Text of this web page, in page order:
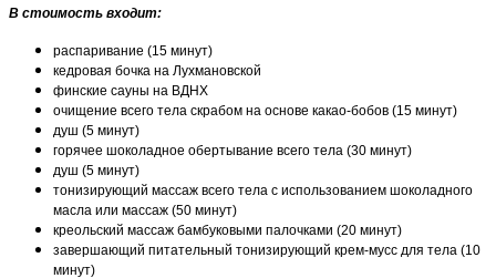
В стоимость входит:
распаривание (15 минут)
кедровая бочка на Лухмановской
финские сауны на ВДНХ
очищение всего тела скрабом на основе какао-бобов (15 минут)
душ (5 минут)
горячее шоколадное обертывание всего тела (30 минут)
душ (5 минут)
тонизирующий массаж всего тела с использованием шоколадного
масла или массаж (50 минут)
креольский массаж бамбуковыми палочками (20 минут)
завершающий питательный тонизирующий крем-мусс для тела (10
минут)